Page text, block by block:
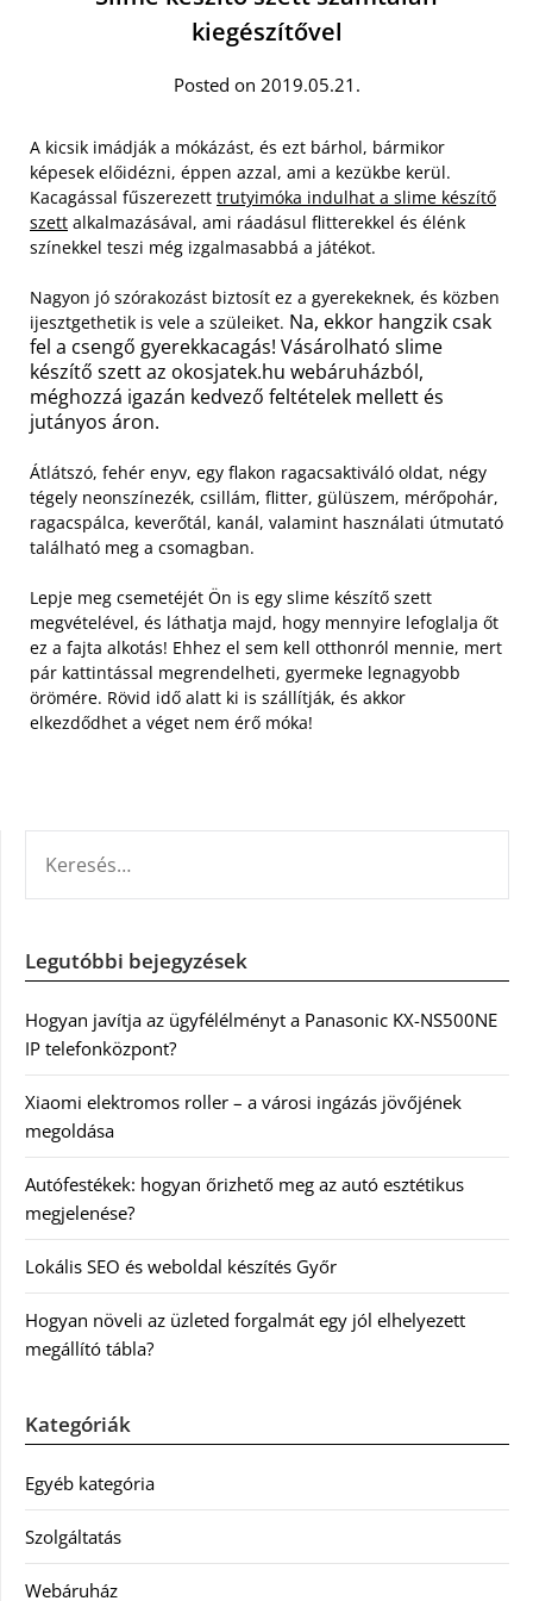
kiegészítővel
Posted on 2019.05.21.
A kicsik imádják a mókázást, és ezt bárhol, bármikor
képesek előidézni, éppen azzal, ami a kezükbe kerül.
Kacagással fűszerezett trutyimóka indulhat a slime készítő
szett alkalmazásával, ami ráadásul flitterekkel és élénk
színekkel teszi még izgalmasabbá a játékot.
Nagyon jó szórakozást biztosít ez a gyerekeknek, és közben
ijesztgethetik is vele a szüleiket. Na, ekkor hangzik csak
fel a csengő gyerekkacagás! Vásárolható slime
készítő szett az okosjatek.hu webáruházból,
méghozzá igazán kedvező feltételek mellett és
jutányos áron.
Átlátszó, fehér enyv, egy flakon ragacsaktiváló oldat, négy
tégely neonszínezék, csillám, flitter, gülüszem, mérőpohár,
ragacspálca, keverőtál, kanál, valamint használati útmutató
található meg a csomagban.
Lepje meg csemetéjét Ön is egy slime készítő szett
megvételével, és láthatja majd, hogy mennyire lefoglalja őt
ez a fajta alkotás! Ehhez el sem kell otthonról mennie, mert
pár kattintással megrendelheti, gyermeke legnagyobb
örömére. Rövid idő alatt ki is szállítják, és akkor
elkezdődhet a véget nem érő móka!
Legutóbbi bejegyzések
Hogyan javítja az ügyfélélményt a Panasonic KX-NS500NE
IP telefonközpont?
Xiaomi elektromos roller – a városi ingázás jövőjének
megoldása
Autófestékek: hogyan őrizhető meg az autó esztétikus
megjelenése?
Lokális SEO és weboldal készítés Győr
Hogyan növeli az üzleted forgalmát egy jól elhelyezett
megállító tábla?
Kategóriák
Egyéb kategória
Szolgáltatás
Webáruház